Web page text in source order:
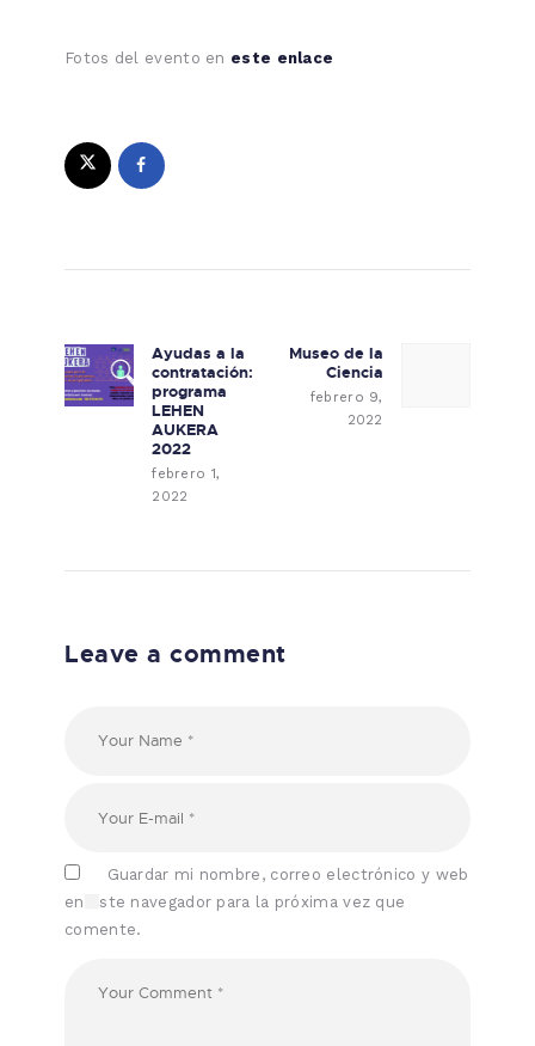
Fotos del evento en este enlace
Previous post:
Ayudas a la
contratación:
programa
LEHEN
AUKERA
2022
febrero 1,
2022
Museo de la
Ciencia
febrero 9,
2022
Leave a comment
Guardar mi nombre, correo electrónico y web
en este navegador para la próxima vez que
comente.